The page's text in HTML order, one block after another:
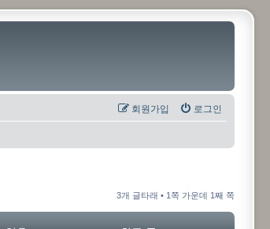
로그인
회원가입
3개 글타래 • 1쪽 가운데 1째 쪽